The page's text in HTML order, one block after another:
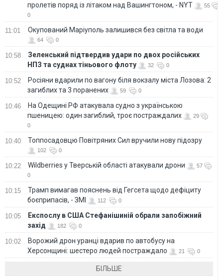
пролетів поряд із літаком над Вашингтоном, - NYT
55
0
11:01 Окупований Маріуполь залишився без світла та води
64 0
10:58
Зеленський підтвердив удари по двох російських
НПЗ та суднах тіньового флоту
32 0
10:52
Росіяни вдарили по вагону біля вокзалу міста Лозова: 2
загиблих та 3 поранених
59 0
10:46
На Одещині РФ атакувала судно з українською
пшеницею: один загиблий, троє постраждалих
29
0
10:40 Топпосадовцю Повітряних Сил вручили нову підозру
102 0
10:22 Wildberries у Тверській області атакували дрони
57
0
10:15
Трамп вимагав пояснень від Гегсета щодо дефіциту
боєприпасів, - ЗМІ
112 0
10:05
Експослу в США Стефанішиній обрали запобіжний
захід
182 0
10:02
Ворожий дрон уранці вдарив по автобусу на
Херсонщині: шестеро людей постраждало
21 0
БІЛЬШЕ